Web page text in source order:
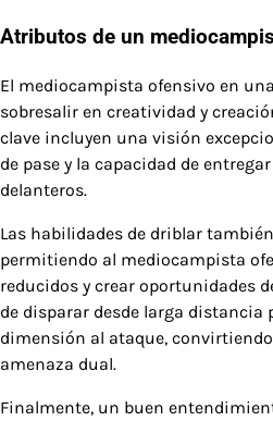
Atributos de un
El mediocampista ofensivo en
sobresalir en creatividad y
clave incluyen una visión
de pase y la capacidad de
delanteros.
Las habilidades de driblar
permitiendo al mediocampista
reducidos y crear oportunidades
de disparar desde larga distancia
dimensión al ataque,
amenaza dual.
Finalmente, un buen